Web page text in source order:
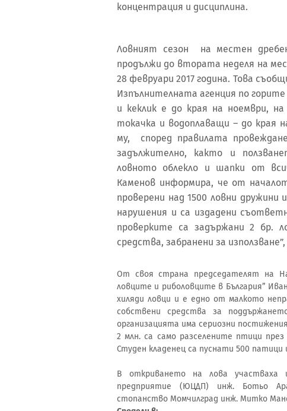
концентрация и дисциплина.
Ловният сезон на местен
продължи до втората неделя на
28 февруари 2017 гoдина. Това
Изпълнителната агенция по
и кеклик е до края на ноември,
токачка и водоплаващи – до края
му, според правилата
задължително, както и
ловното облекло и шапки от
Каменов информира, че от
проверени над 1500 ловни дружини
нарушения и са издадени
проверките са задържани 2 бр.
средства, забранени за
От своя страна председателят на
ловците и риболовците в България”
хиляди ловци и е едно от малкото
собствени средства за
организацията има сериозни
2 млн. са само разселените птици
Студен кладенец са пуснати 500 патици
В откриването на лова участваха
предприятие (ЮЦДП) инж. Ботьо
стопанство Момчилград инж. Митко